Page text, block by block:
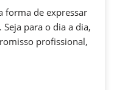
forma de expressar
para o dia a dia,
profissional,